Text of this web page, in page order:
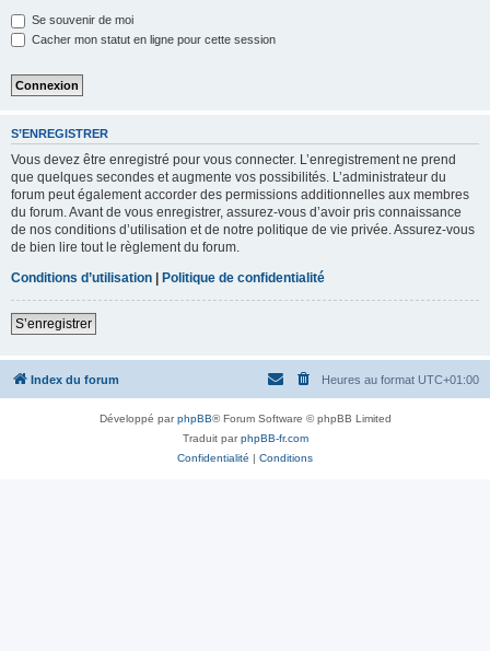
Se souvenir de moi
Cacher mon statut en ligne pour cette session
S’ENREGISTRER
Vous devez être enregistré pour vous connecter. L’enregistrement ne prend
que quelques secondes et augmente vos possibilités. L’administrateur du
forum peut également accorder des permissions additionnelles aux membres
du forum. Avant de vous enregistrer, assurez-vous d’avoir pris connaissance
de nos conditions d’utilisation et de notre politique de vie privée. Assurez-vous
de bien lire tout le règlement du forum.
Conditions d’utilisation | Politique de confidentialité
S’enregistrer
Index du forum Heures au format UTC+01:00
Développé parphpBB® Forum Software © phpBB Limited
Traduit parphpBB-fr.com
Confidentialité | Conditions